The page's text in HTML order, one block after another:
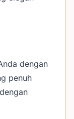
dengan
penuh